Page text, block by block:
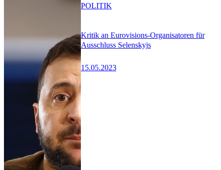
Kritik an Eurovisions-Organisatoren für
Ausschluss Selenskyjs
15.05.2023
POLITIK